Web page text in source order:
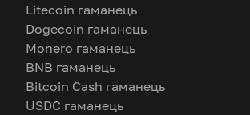
Litecoin гаманець
Dogecoin гаманець
Monero гаманець
BNB гаманець
Bitcoin Cash гаманець
USDC гаманець